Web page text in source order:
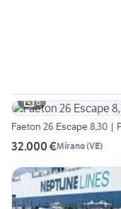
6
Faeton 26 Escape 8,30 |
32.000 €Mirano(VE)